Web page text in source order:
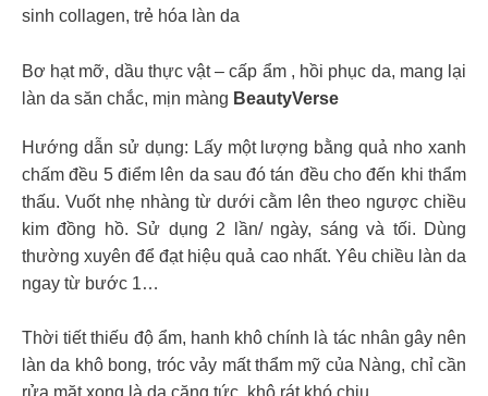
sinh collagen, trẻ hóa làn da
Bơ hạt mỡ, dầu thực vật – cấp ẩm , hồi phục da, mang lại
làn da săn chắc, mịn màng BeautyVerse
Hướng dẫn sử dụng: Lấy một lượng bằng quả nho xanh
chấm đều 5 điểm lên da sau đó tán đều cho đến khi thẩm
thấu. Vuốt nhẹ nhàng từ dưới cằm lên theo ngược chiều
kim đồng hồ. Sử dụng 2 lần/ ngày, sáng và tối. Dùng
thường xuyên để đạt hiệu quả cao nhất. Yêu chiều làn da
ngay từ bước 1…
Thời tiết thiếu độ ẩm, hanh khô chính là tác nhân gây nên
làn da khô bong, tróc vảy mất thẩm mỹ của Nàng, chỉ cần